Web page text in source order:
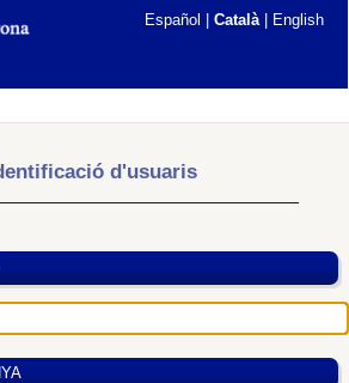
Español Català| English
d'usuaris